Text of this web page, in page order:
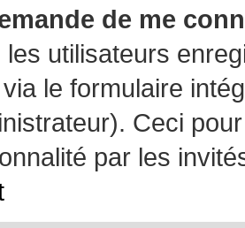
de me
les utilisateurs
le formulaire
Ceci
par les